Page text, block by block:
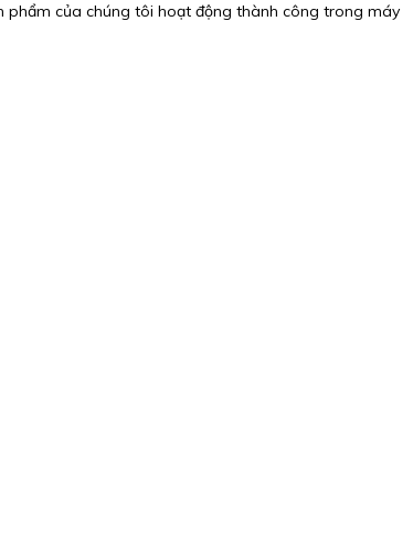
phẩm của chúng tôi hoạt động thành công trong máy